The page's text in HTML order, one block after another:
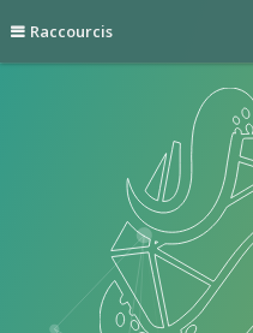
Raccourcis